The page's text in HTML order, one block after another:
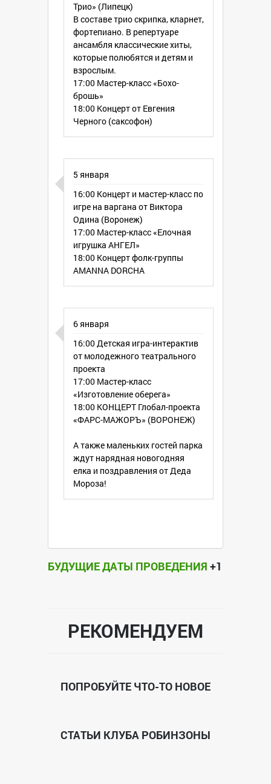
А также маленьких гостей парка ждут
нарядная новогодняя елка и
поздравления от Деда Мороза!
Дата: 3 - 6 января
Время: с 16:00
Место: археологический парк
"АРГАМАЧ"
Адрес: с. Аргамач-Пальна Елецкого р-
Трио» (Липецк)
В составе трио скрипка, кларнет,
фортепиано. В репертуаре
ансамбля классические хиты,
которые полюбятся и детям и
взрослым.
17:00 Мастер-класс «Бохо-
брошь»
18:00 Концерт от Евгения
Черного (саксофон)
5 января
16:00 Концерт и мастер-класс по
игре на варгана от Виктора
Одина (Воронеж)
17:00 Мастер-класс «Елочная
игрушка АНГЕЛ»
18:00 Концерт фолк-группы
AMANNA DORCHA
6 января
16:00 Детская игра-интерактив
от молодежного театрального
проекта
17:00 Мастер-класс
«Изготовление оберега»
18:00 КОНЦЕРТ Глобал-проекта
«ФАРС-МАЖОРЪ» (ВОРОНЕЖ)
А также маленьких гостей парка
ждут нарядная новогодняя
елка и поздравления от Деда
Мороза!
БУДУЩИЕ ДАТЫ ПРОВЕДЕНИЯ +1
РЕКОМЕНДУЕМ
ПОПРОБУЙТЕ ЧТО-ТО НОВОЕ
СТАТЬИ КЛУБА РОБИНЗОНЫ